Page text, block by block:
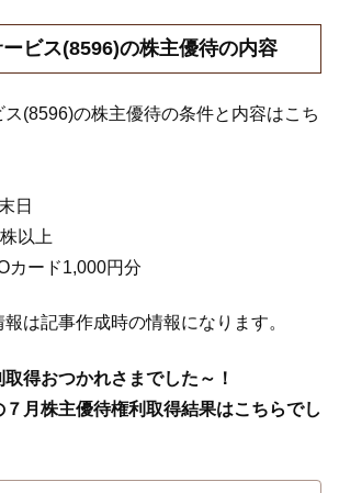
ビス(8596)の株主優待の内容
(8596)の株主優待の条件と内容はこち
日
以上
カード1,000円分
は記事作成時の情報になります。
得おつかれさまでした～！
月株主優待権利取得結果はこちらでし